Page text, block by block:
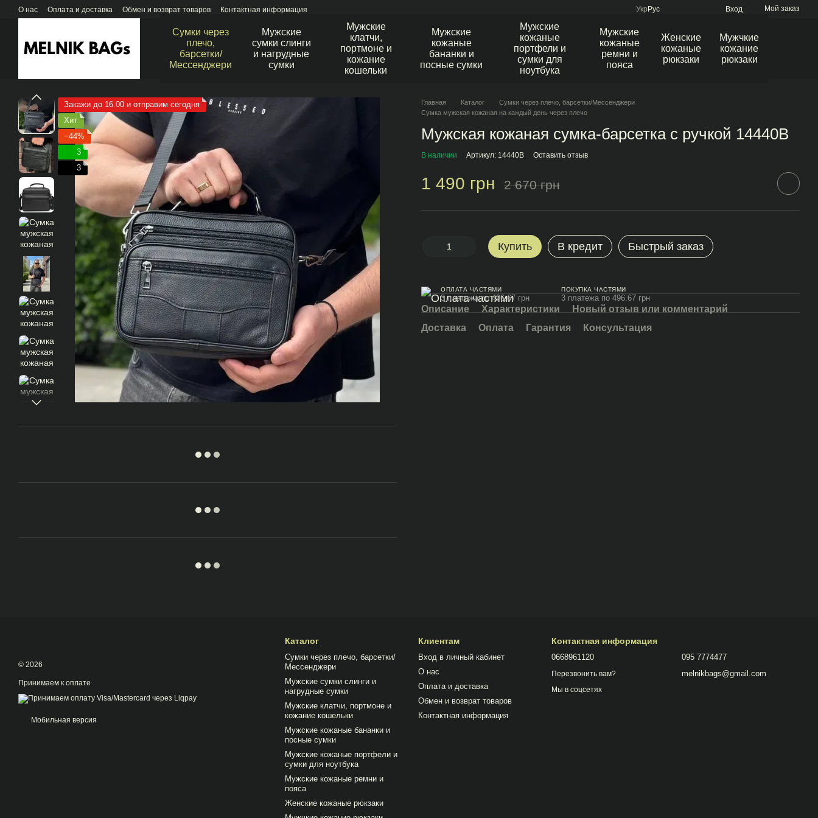
Перейти к основному контенту
О нас Оплата и доставка Обмен и возврат товаров Контактная информация Укр Рус Вход Мой заказ
Сумки через
плечо,
барсетки/
Мессенджери
Мужские
сумки слинги
и нагрудные
сумки
Мужские
клатчи,
портмоне и
кожание
кошельки
Мужские
кожаные
бананки и
посные сумки
Мужские
кожаные
портфели и
сумки для
ноутбука
Мужские
кожаные
ремни и
пояса
Женские
кожаные
рюкзаки
Мужчкие
кожание
рюкзаки
Закажи до 16.00 и отправим сегодня
Хит
−44%
3
3
Главная Каталог
Сумки через плечо, барсетки/Мессенджери
Сумка мужская кожаная на каждый день через плечо
Мужская кожаная сумка-барсетка с ручкой 14440B
В наличии Артикул: 14440B Оставить отзыв
1 490 грн 2 670 грн
Купить В кредит Быстрый заказ
ОПЛАТА ЧАСТЯМИ
3 платежа по 496.67 грн
ПОКУПКА ЧАСТЯМИ
3 платежа по 496.67 грн
Описание Характеристики
Новый отзыв или комментарий
Доставка
Оплата Гарантия Консультация
© 2026
Принимаем к оплате
Мобильная версия
Каталог
Сумки через плечо, барсетки/
Мессенджери
Мужские сумки слинги и
нагрудные сумки
Мужские клатчи, портмоне и
кожание кошельки
Мужские кожаные бананки и
посные сумки
Мужские кожаные портфели и
сумки для ноутбука
Мужские кожаные ремни и
пояса
Женские кожаные рюкзаки
Клиентам
Вход в личный кабинет
О нас
Оплата и доставка
Обмен и возврат товаров
Контактная информация
Контактная информация
0668961120
Перезвонить вам?
095 7774477
melnikbags@gmail.com
Мы в соцсетях